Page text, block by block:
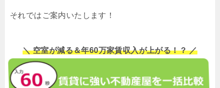
それではご案内いたします！
＼ 空室が減る＆年60万家賃収入が上がる！？ ／